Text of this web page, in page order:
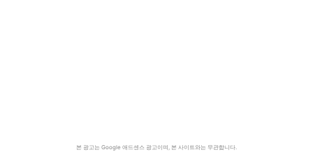
본 광고는 Google 애드센스 광고이며, 본 사이트와는 무관합니다.